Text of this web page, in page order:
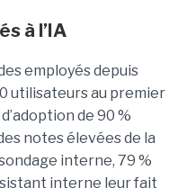
à l’IA
employés depuis
utilisateurs au premier
de 90 %
notes élevées de la
interne, 79 %
interne leur fait